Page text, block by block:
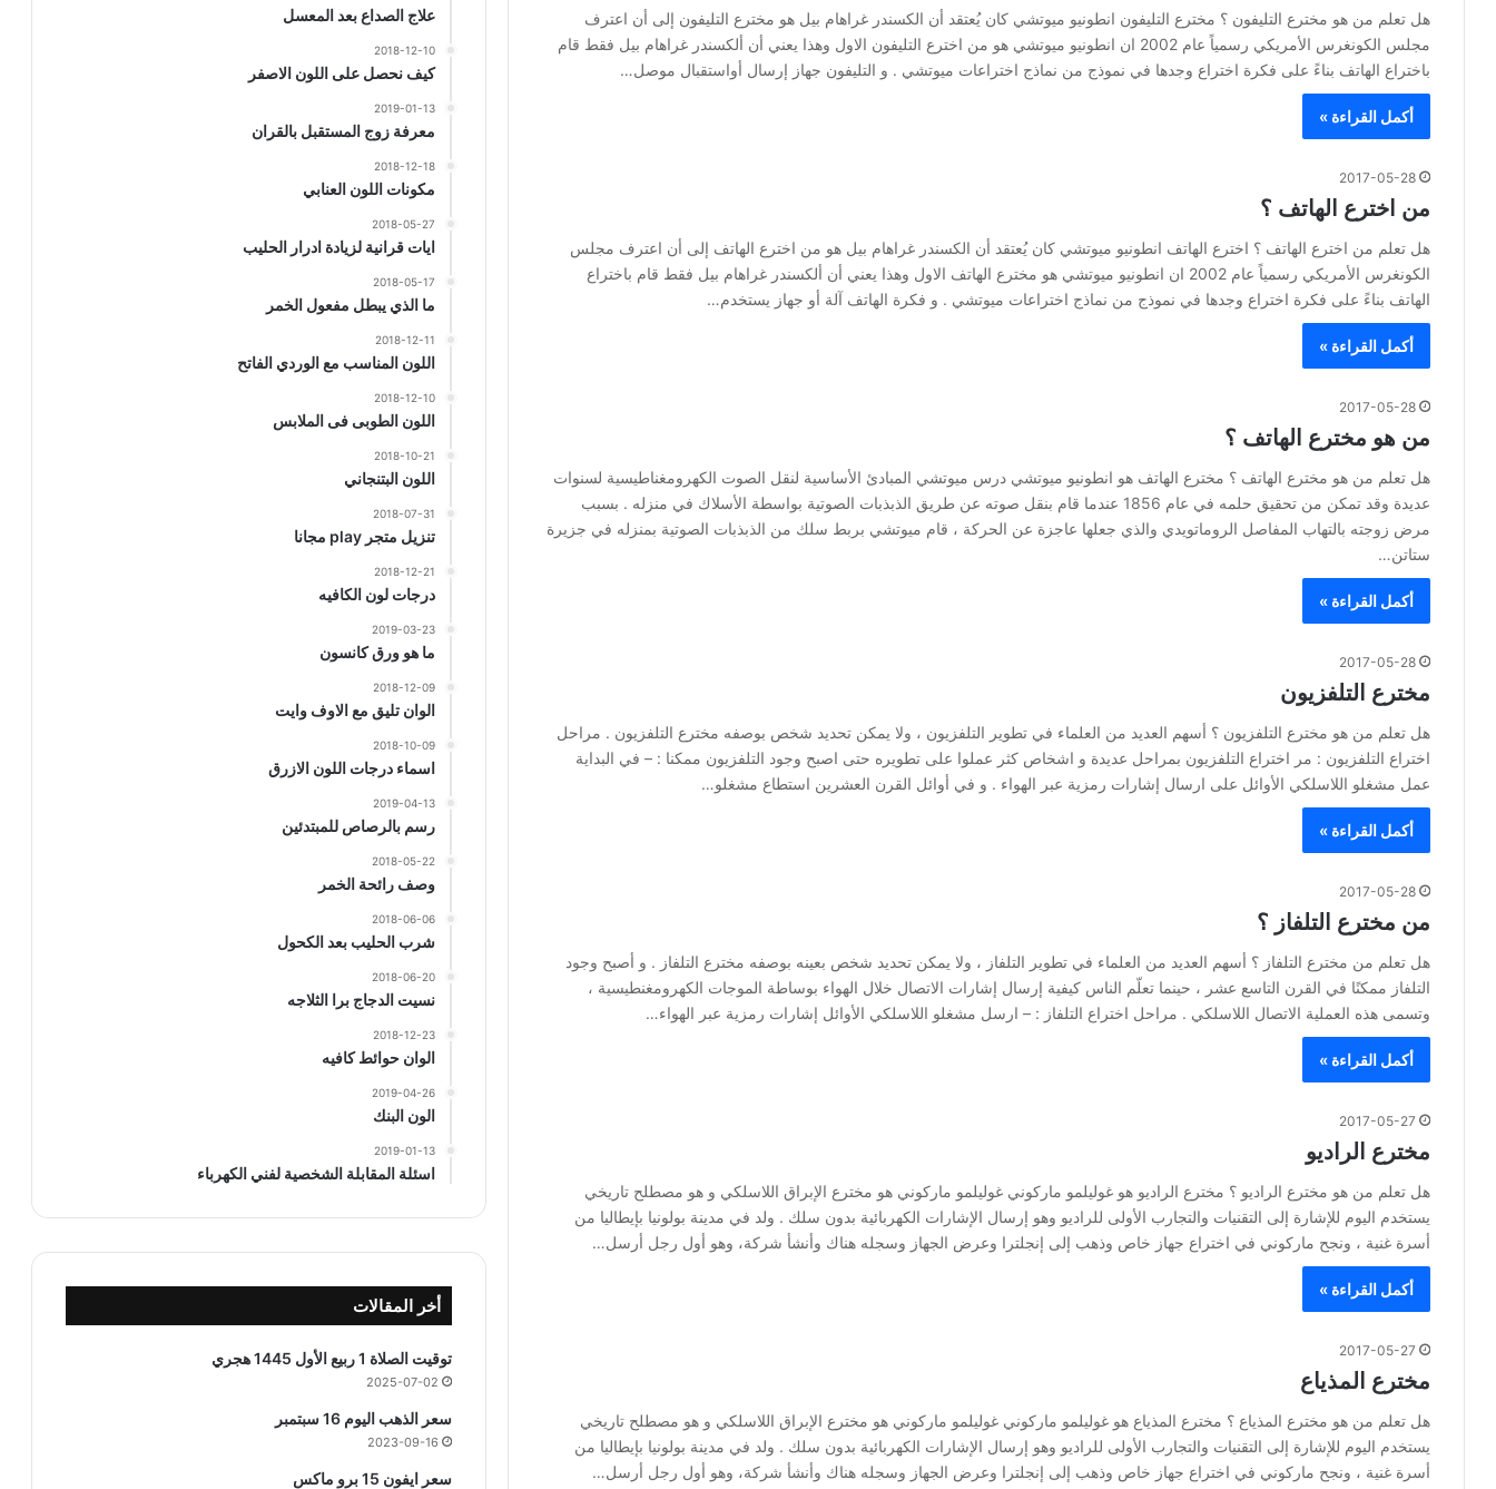
هل تعلم من هو مخترع التليفون ؟ مخترع التليفون انطونيو ميوتشي كان يُعتقد أن الكسندر غراهام بيل هو مخترع التليفون إلى أن اعترف
مجلس الكونغرس الأمريكي رسمياً عام 2002 ان انطونيو ميوتشي هو من اخترع التليفون الاول وهذا يعني أن ألكسندر غراهام بيل فقط قام
باختراع الهاتف بناءً على فكرة اختراع وجدها في نموذج من نماذج اختراعات ميوتشي . و التليفون جهاز إرسال أواستقبال موصل…
أكمل القراءة »
2017-05-28
من اخترع الهاتف ؟
هل تعلم من اخترع الهاتف ؟ اخترع الهاتف انطونيو ميوتشي كان يُعتقد أن الكسندر غراهام بيل هو من اخترع الهاتف إلى أن اعترف مجلس
الكونغرس الأمريكي رسمياً عام 2002 ان انطونيو ميوتشي هو مخترع الهاتف الاول وهذا يعني أن ألكسندر غراهام بيل فقط قام باختراع
الهاتف بناءً على فكرة اختراع وجدها في نموذج من نماذج اختراعات ميوتشي . و فكرة الهاتف آلة أو جهاز يستخدم…
أكمل القراءة »
2017-05-28
من هو مخترع الهاتف ؟
هل تعلم من هو مخترع الهاتف ؟ مخترع الهاتف هو انطونيو ميوتشي درس ميوتشي المبادئ الأساسية لنقل الصوت الكهرومغناطيسية لسنوات
عديدة وقد تمكن من تحقيق حلمه في عام 1856 عندما قام بنقل صوته عن طريق الذبذبات الصوتية بواسطة الأسلاك في منزله . بسبب
مرض زوجته بالتهاب المفاصل الروماتويدي والذي جعلها عاجزة عن الحركة ، قام ميوتشي بربط سلك من الذبذبات الصوتية بمنزله في جزيرة
ستاتن…
أكمل القراءة »
2017-05-28
مخترع التلفزيون
هل تعلم من هو مخترع التلفزيون ؟ أسهم العديد من العلماء في تطوير التلفزيون ، ولا يمكن تحديد شخص بوصفه مخترع التلفزيون . مراحل
اختراع التلفزيون : مر اختراع التلفزيون بمراحل عديدة و اشخاص كثر عملوا على تطويره حتى اصبح وجود التلفزيون ممكنا : – في البداية
عمل مشغلو اللاسلكي الأوائل على ارسال إشارات رمزية عبر الهواء . و في أوائل القرن العشرين استطاع مشغلو…
أكمل القراءة »
2017-05-28
من مخترع التلفاز ؟
هل تعلم من مخترع التلفاز ؟ أسهم العديد من العلماء في تطوير التلفاز ، ولا يمكن تحديد شخص بعينه بوصفه مخترع التلفاز . و أصبح وجود
التلفاز ممكنًا في القرن التاسع عشر ، حينما تعلّم الناس كيفية إرسال إشارات الاتصال خلال الهواء بوساطة الموجات الكهرومغنطيسية ،
وتسمى هذه العملية الاتصال اللاسلكي . مراحل اختراع التلفاز : – ارسل مشغلو اللاسلكي الأوائل إشارات رمزية عبر الهواء…
أكمل القراءة »
2017-05-27
مخترع الراديو
هل تعلم من هو مخترع الراديو ؟ مخترع الراديو هو غوليلمو ماركوني غوليلمو ماركوني هو مخترع الإبراق اللاسلكي و هو مصطلح تاريخي
يستخدم اليوم للإشارة إلى التقنيات والتجارب الأولى للراديو وهو إرسال الإشارات الكهربائية بدون سلك . ولد في مدينة بولونيا بإيطاليا من
أسرة غنية ، ونجح ماركوني في اختراع جهاز خاص وذهب إلى إنجلترا وعرض الجهاز وسجله هناك وأنشأ شركة، وهو أول رجل أرسل…
أكمل القراءة »
2017-05-27
مخترع المذياع
هل تعلم من هو مخترع المذياع ؟ مخترع المذياع هو غوليلمو ماركوني غوليلمو ماركوني هو مخترع الإبراق اللاسلكي و هو مصطلح تاريخي
يستخدم اليوم للإشارة إلى التقنيات والتجارب الأولى للراديو وهو إرسال الإشارات الكهربائية بدون سلك . ولد في مدينة بولونيا بإيطاليا من
أسرة غنية ، ونجح ماركوني في اختراع جهاز خاص وذهب إلى إنجلترا وعرض الجهاز وسجله هناك وأنشأ شركة، وهو أول رجل أرسل…
علاج الصداع بعد المعسل
2018-12-10
كيف نحصل على اللون الاصفر
2019-01-13
معرفة زوج المستقبل بالقران
2018-12-18
مكونات اللون العنابي
2018-05-27
ايات قرانية لزيادة ادرار الحليب
2018-05-17
ما الذي يبطل مفعول الخمر
2018-12-11
اللون المناسب مع الوردي الفاتح
2018-12-10
اللون الطوبى فى الملابس
2018-10-21
اللون البتنجاني
2018-07-31
تنزيل متجر play مجانا
2018-12-21
درجات لون الكافيه
2019-03-23
ما هو ورق كانسون
2018-12-09
الوان تليق مع الاوف وايت
2018-10-09
اسماء درجات اللون الازرق
2019-04-13
رسم بالرصاص للمبتدئين
2018-05-22
وصف رائحة الخمر
2018-06-06
شرب الحليب بعد الكحول
2018-06-20
نسيت الدجاج برا الثلاجه
2018-12-23
الوان حوائط كافيه
2019-04-26
الون البنك
2019-01-13
اسئلة المقابلة الشخصية لفني الكهرباء
أخر المقالات
توقيت الصلاة 1 ربيع الأول 1445 هجري
2025-07-02
سعر الذهب اليوم 16 سبتمبر
2023-09-16
سعر ايفون 15 برو ماكس